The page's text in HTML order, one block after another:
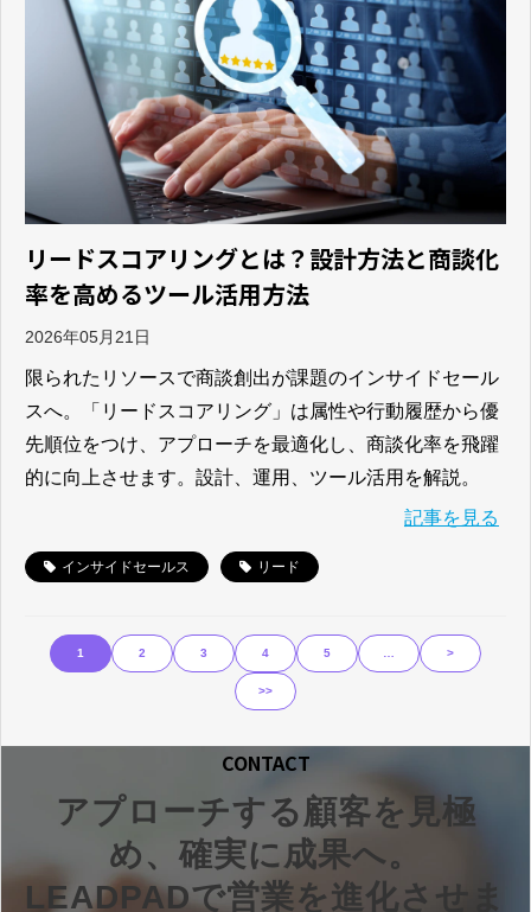
リードスコアリングとは？設計方法と商談化
率を高めるツール活用方法
2026年05月21日
限られたリソースで商談創出が課題のインサイドセール
スへ。「リードスコアリング」は属性や行動履歴から優
先順位をつけ、アプローチを最適化し、商談化率を飛躍
的に向上させます。設計、運用、ツール活用を解説。
記事を見る
インサイドセールス リード
1 2 3 4 5 >
>>
CONTACT
アプローチする顧客を見極
め、確実に成果へ。
LEADPADで営業を進化させま